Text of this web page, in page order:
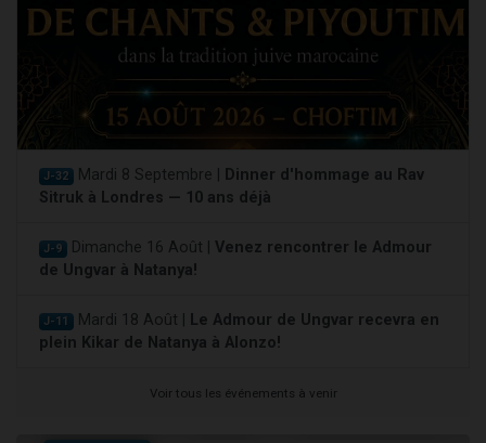
J-32 Mardi 8 Septembre |
Dinner d'hommage au Rav
Sitruk à Londres — 10 ans déjà
J-9 Dimanche 16 Août | Venez rencontrer le Admour
de Ungvar à Natanya!
J-11 Mardi 18 Août |
Le Admour de Ungvar recevra en
plein Kikar de Natanya à Alonzo!
Voir tous les événements à venir